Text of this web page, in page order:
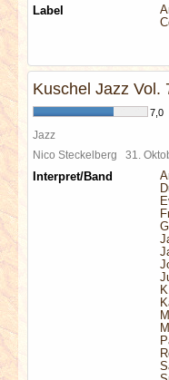
Label
Kuschel Jazz Vol.
7,0
Jazz
Nico Steckelberg 31.
Interpret/Band